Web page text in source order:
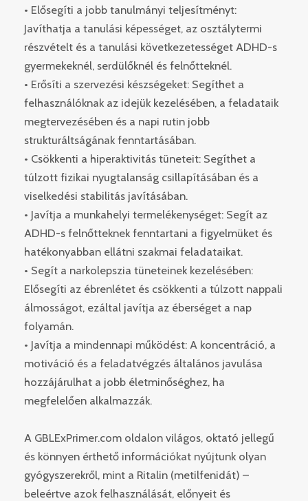
• Elősegíti a jobb tanulmányi teljesítményt:
Javíthatja a tanulási képességet, az osztálytermi
részvételt és a tanulási következetességet ADHD-s
gyermekeknél, serdülőknél és felnőtteknél.
• Erősíti a szervezési készségeket: Segíthet a
felhasználóknak az idejük kezelésében, a feladataik
megtervezésében és a napi rutin jobb
strukturáltságának fenntartásában.
• Csökkenti a hiperaktivitás tüneteit: Segíthet a
túlzott fizikai nyugtalanság csillapításában és a
viselkedési stabilitás javításában.
• Javítja a munkahelyi termelékenységet: Segít az
ADHD-s felnőtteknek fenntartani a figyelmüket és
hatékonyabban ellátni szakmai feladataikat.
• Segít a narkolepszia tüneteinek kezelésében:
Elősegíti az ébrenlétet és csökkenti a túlzott nappali
álmosságot, ezáltal javítja az éberséget a nap
folyamán.
• Javítja a mindennapi működést: A koncentráció, a
motiváció és a feladatvégzés általános javulása
hozzájárulhat a jobb életminőséghez, ha
megfelelően alkalmazzák.
A GBLExPrimer.com oldalon világos, oktató jellegű
és könnyen érthető információkat nyújtunk olyan
gyógyszerekről, mint a Ritalin (metilfenidát) –
beleértve azok felhasználását, előnyeit és